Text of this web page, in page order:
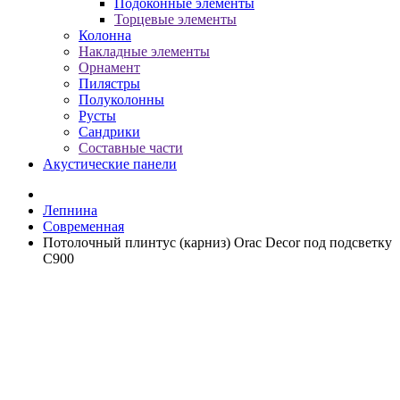
Подоконные элементы
Торцевые элементы
Колонна
Накладные элементы
Орнамент
Пилястры
Полуколонны
Русты
Сандрики
Составные части
Акустические панели
Лепнина
Cовременная
Потолочный плинтус (карниз) Orac Decor под подсветку
C900